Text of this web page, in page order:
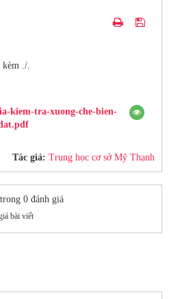
kèm ./.
kiem-tra-xuong-che-bien-
Tác giả: Trung học cơ sở Mỹ Thạnh
0 đánh giá
bài viết